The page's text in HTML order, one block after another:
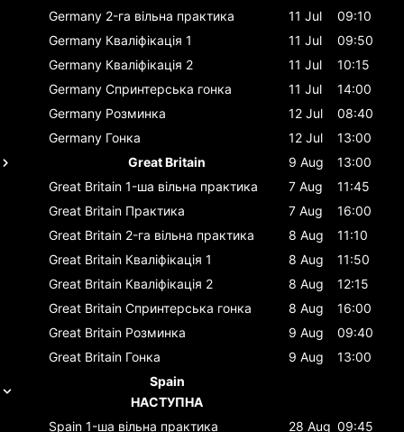
Germany 2-га вільна практика 11 Jul
09:10
Germany Кваліфікація 1 11 Jul
09:50
Germany Кваліфікація 2 11 Jul
10:15
Germany Спринтерська гонка 11 Jul
14:00
Germany Розминка 12 Jul
08:40
Germany Гонка 12 Jul
13:00
Great Britain
9 Aug
13:00
Great Britain 1-ша вільна практика 7 Aug
11:45
Great Britain Практика 7 Aug
16:00
Great Britain 2-га вільна практика 8 Aug
11:10
Great Britain Кваліфікація 1 8 Aug
11:50
Great Britain Кваліфікація 2 8 Aug
12:15
Great Britain Спринтерська гонка 8 Aug
16:00
Great Britain Розминка 9 Aug
09:40
Great Britain Гонка 9 Aug
13:00
Spain
НАСТУПНА
Spain 1-ша вільна практика 28 Aug 09:45